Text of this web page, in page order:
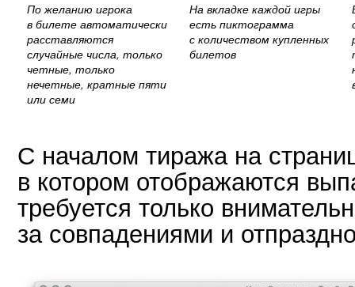
По желанию игрока
в билете автоматически
расставляются
случайные числа, только
четные, только
нечетные, кратные пяти
или семи
На вкладке каждой игры
есть пиктограмма
с количеством купленных
билетов
С началом тиража на
в котором отображаются
требуется только
за совпадениями и